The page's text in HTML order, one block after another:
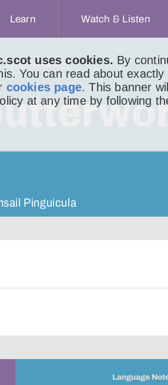
uses cookies. By
You can read about
cookies page. This banner
at any time by following
Learn Watch & Listen
LITIR BHEAG 21
Pinguicula
Language